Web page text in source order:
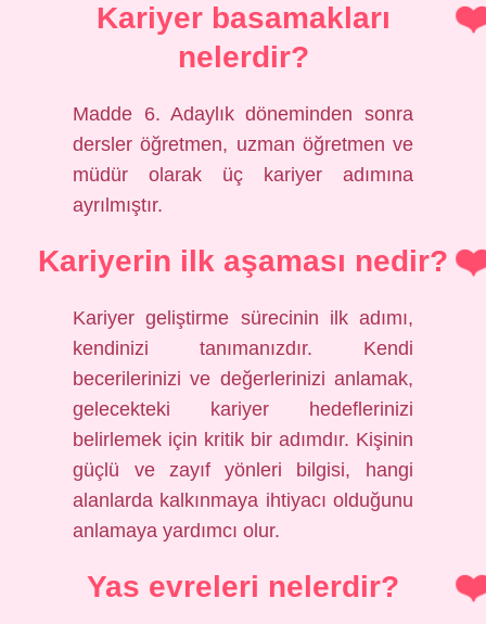
Kariyer basamakları
nelerdir?
Madde 6. Adaylık döneminden sonra
dersler öğretmen, uzman öğretmen ve
müdür olarak üç kariyer adımına
ayrılmıştır.
Kariyerin ilk aşaması nedir?
Kariyer geliştirme sürecinin ilk adımı,
kendinizi tanımanızdır. Kendi
becerilerinizi ve değerlerinizi anlamak,
gelecekteki kariyer hedeflerinizi
belirlemek için kritik bir adımdır. Kişinin
güçlü ve zayıf yönleri bilgisi, hangi
alanlarda kalkınmaya ihtiyacı olduğunu
anlamaya yardımcı olur.
Yas evreleri nelerdir?